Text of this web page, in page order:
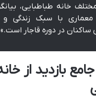
خانه طباطبایی،
با سبک زندگی و
ساکنان در دوره قاجار است.»
بازدید از